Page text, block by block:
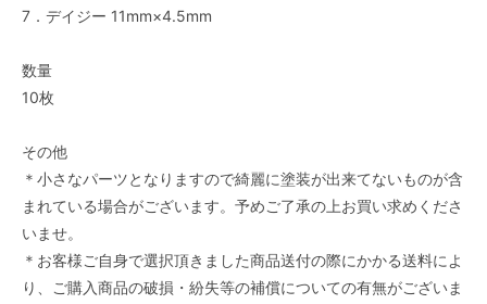
7．デイジー 11mm×4.5mm
数量
10枚
その他
＊小さなパーツとなりますので綺麗に塗装が出来てないものが含
まれている場合がございます。予めご了承の上お買い求めくださ
いませ。
＊お客様ご自身で選択頂きました商品送付の際にかかる送料によ
り、ご購入商品の破損・紛失等の補償についての有無がございま